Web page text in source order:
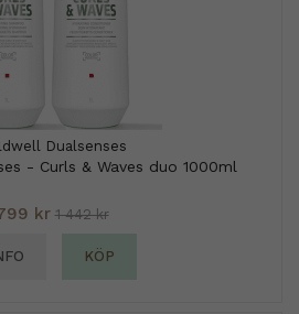
Dualsenses
- Curls & Waves duo 1000ml
kr 1 442 kr
KÖP